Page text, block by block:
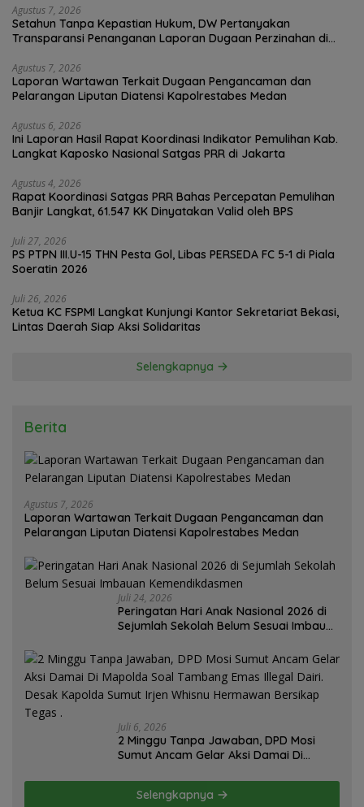
Agustus 7, 2026
Setahun Tanpa Kepastian Hukum, DW Pertanyakan
Transparansi Penanganan Laporan Dugaan Perzinahan di
Agustus 7, 2026
Laporan Wartawan Terkait Dugaan Pengancaman dan
Pelarangan Liputan Diatensi Kapolrestabes Medan
Agustus 6, 2026
Ini Laporan Hasil Rapat Koordinasi Indikator Pemulihan Kab.
Langkat Kaposko Nasional Satgas PRR di Jakarta
Agustus 4, 2026
Rapat Koordinasi Satgas PRR Bahas Percepatan Pemulihan
Banjir Langkat, 61.547 KK Dinyatakan Valid oleh BPS
Juli 27, 2026
PS PTPN III.U-15 THN Pesta Gol, Libas PERSEDA FC 5-1 di Piala
Soeratin 2026
Juli 26, 2026
Ketua KC FSPMI Langkat Kunjungi Kantor Sekretariat Bekasi,
Lintas Daerah Siap Aksi Solidaritas
Selengkapnya
Berita
Agustus 7, 2026
Laporan Wartawan Terkait Dugaan Pengancaman dan
Pelarangan Liputan Diatensi Kapolrestabes Medan
Juli 24, 2026
Peringatan Hari Anak Nasional 2026 di
Sejumlah Sekolah Belum Sesuai Imbauan
Juli 6, 2026
2 Minggu Tanpa Jawaban, DPD Mosi
Sumut Ancam Gelar Aksi Damai Di
Dairi. Desak Kapolda Sumut Irjen
Whisnu Hermawan Bersikap Tegas .
Selengkapnya